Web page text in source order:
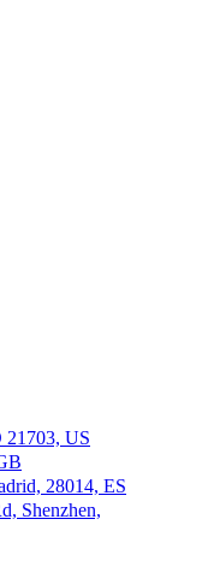
21703, US
28014, ES
Shenzhen,